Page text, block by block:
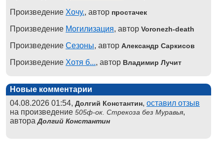
Произведение Хочу., автор простачек
Произведение Могилизация, автор Voronezh-death
Произведение Сезоны, автор Александр Саркисов
Произведение Хотя б..., автор Владимир Лучит
Новые комментарии
04.08.2026 01:54, Долгий Константин, оставил отзыв
на произведение 505ф-ок. Стрекоза без Муравья,
автораДолгий Константин